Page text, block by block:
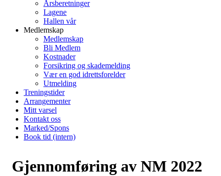
Årsberetninger
Lagene
Hallen vår
Medlemskap
Medlemskap
Bli Medlem
Kostnader
Forsikring og skademelding
Vær en god idrettsforelder
Utmelding
Treningstider
Arrangementer
Mitt varsel
Kontakt oss
Marked/Spons
Book tid (intern)
Gjennomføring av NM 2022